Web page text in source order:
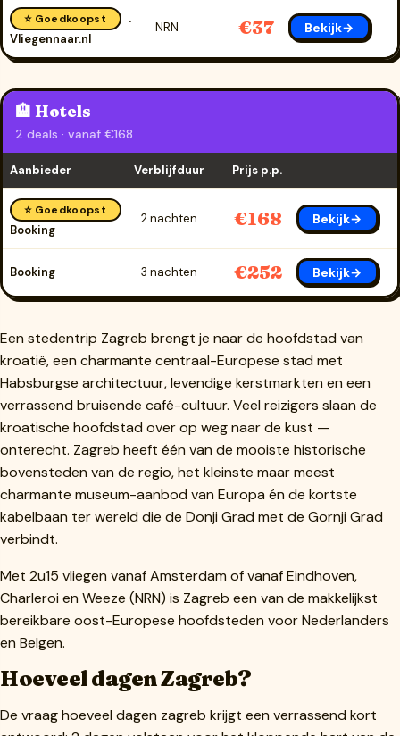
⭐ Goedkoopst
Vliegennaar.nl
NRN €37 Bekijk→
🏨 Hotels
2 deals · vanaf €168
Aanbieder Verblijfduur Prijs p.p.
⭐ Goedkoopst
Booking
2 nachten €168 Bekijk→
Booking 3 nachten €252 Bekijk→
Een stedentrip Zagreb brengt je naar de hoofdstad van
kroatië, een charmante centraal-Europese stad met
Habsburgse architectuur, levendige kerstmarkten en een
verrassend bruisende café-cultuur. Veel reizigers slaan de
kroatische hoofdstad over op weg naar de kust —
onterecht. Zagreb heeft één van de mooiste historische
bovensteden van de regio, het kleinste maar meest
charmante museum-aanbod van Europa én de kortste
kabelbaan ter wereld die de Donji Grad met de Gornji Grad
verbindt.
Met 2u15 vliegen vanaf Amsterdam of vanaf Eindhoven,
Charleroi en Weeze (NRN) is Zagreb een van de makkelijkst
bereikbare oost-Europese hoofdsteden voor Nederlanders
en Belgen.
Hoeveel dagen Zagreb?
De vraag hoeveel dagen zagreb krijgt een verrassend kort